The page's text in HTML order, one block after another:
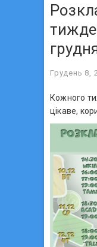
Грудень 8,
Кожного
цікаве,